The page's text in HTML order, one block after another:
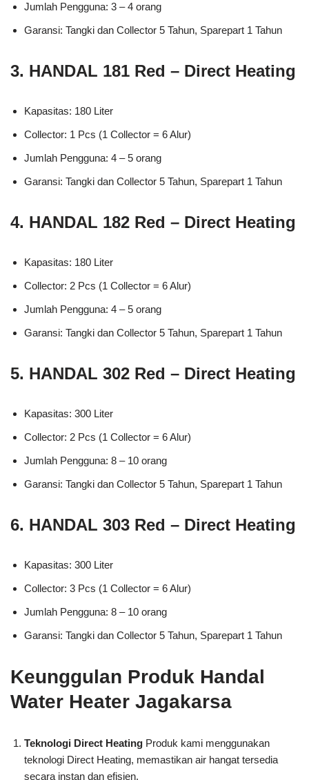
Jumlah Pengguna: 3 – 4 orang
Garansi: Tangki dan Collector 5 Tahun, Sparepart 1 Tahun
3. HANDAL 181 Red – Direct Heating
Kapasitas: 180 Liter
Collector: 1 Pcs (1 Collector = 6 Alur)
Jumlah Pengguna: 4 – 5 orang
Garansi: Tangki dan Collector 5 Tahun, Sparepart 1 Tahun
4. HANDAL 182 Red – Direct Heating
Kapasitas: 180 Liter
Collector: 2 Pcs (1 Collector = 6 Alur)
Jumlah Pengguna: 4 – 5 orang
Garansi: Tangki dan Collector 5 Tahun, Sparepart 1 Tahun
5. HANDAL 302 Red – Direct Heating
Kapasitas: 300 Liter
Collector: 2 Pcs (1 Collector = 6 Alur)
Jumlah Pengguna: 8 – 10 orang
Garansi: Tangki dan Collector 5 Tahun, Sparepart 1 Tahun
6. HANDAL 303 Red – Direct Heating
Kapasitas: 300 Liter
Collector: 3 Pcs (1 Collector = 6 Alur)
Jumlah Pengguna: 8 – 10 orang
Garansi: Tangki dan Collector 5 Tahun, Sparepart 1 Tahun
Keunggulan Produk Handal
Water Heater Jagakarsa
Teknologi Direct Heating Produk kami menggunakan
teknologi Direct Heating, memastikan air hangat tersedia
secara instan dan efisien.